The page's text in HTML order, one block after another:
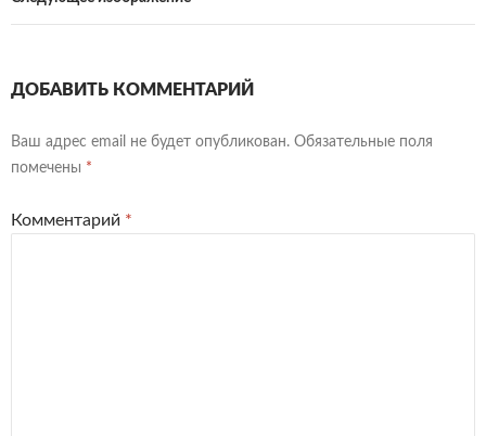
ДОБАВИТЬ КОММЕНТАРИЙ
Ваш адрес email не будет опубликован. Обязательные поля
помечены *
Комментарий *